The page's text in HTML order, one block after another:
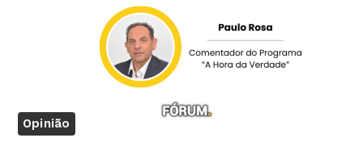
Opinião